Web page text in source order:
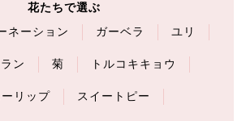
花たちで選ぶ
ネーション ガーベラ ユリ
ン 菊 トルコキキョウ
リップ スイートピー